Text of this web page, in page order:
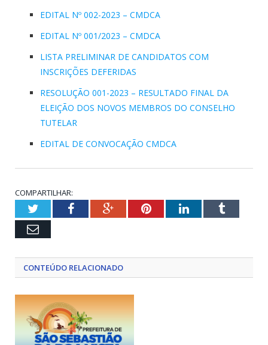
EDITAL Nº 002-2023 – CMDCA
EDITAL Nº 001/2023 – CMDCA
LISTA PRELIMINAR DE CANDIDATOS COM
INSCRIÇÕES DEFERIDAS
RESOLUÇÃO 001-2023 – RESULTADO FINAL DA
ELEIÇÃO DOS NOVOS MEMBROS DO CONSELHO
TUTELAR
EDITAL DE CONVOCAÇÃO CMDCA
COMPARTILHAR:
TwitterFacebookGoogle+PinterestLinkedInTumblr
Email
CONTEÚDO RELACIONADO